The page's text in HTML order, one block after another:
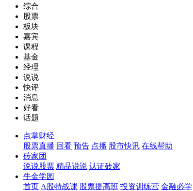
综合
股票
板块
嘉宾
课程
基金
经理
说说
快评
消息
好看
话题
点掌财经
股票直播 回看 预告 点播 股市快讯 在线帮助
砖家团
说说股票 精品说说 认证砖家
牛金学园
首页 A股特战课 股票提高班 投资训练营 金融必学